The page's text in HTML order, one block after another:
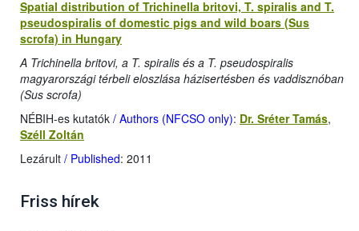
Spatial distribution of Trichinella britovi, T. spiralis and T.
pseudospiralis of domestic pigs and wild boars (Sus
scrofa) in Hungary
A Trichinella britovi, a T. spiralis és a T. pseudospiralis
magyarországi térbeli eloszlása házisertésben és vaddisznóban
(Sus scrofa)
NÉBIH-es kutatók / Authors (NFCSO only): Dr. Sréter Tamás,
Széll Zoltán
Lezárult / Published: 2011
Friss hírek